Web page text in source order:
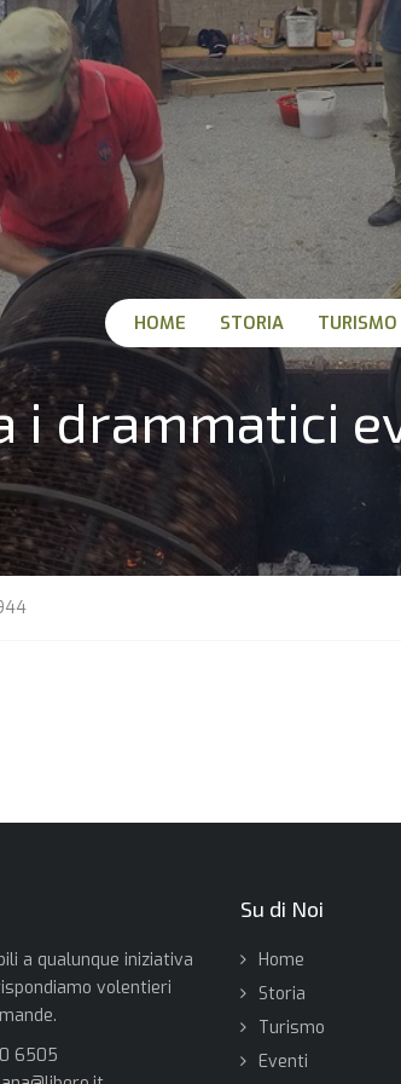
HOME STORIA TURISMO
i drammatici
a qualunque iniziativa
volentieri
6505
Su di Noi
Home
Storia
Turismo
Eventi